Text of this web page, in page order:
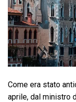
Come era stato
aprile, dal ministro